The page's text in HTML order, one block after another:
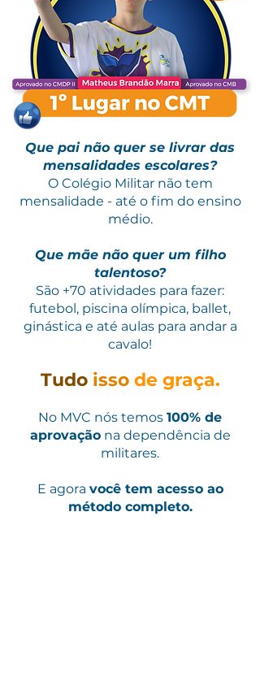
Que pai não quer se livrar das
mensalidades escolares?
O Colégio Militar não tem
mensalidade - até o fim do ensino
médio.
Que mãe não quer um filho
talentoso?
São +70 atividades para fazer:
futebol, piscina olímpica, ballet,
ginástica e até aulas para andar a
cavalo!
Tudo isso de graça.
No MVC nós temos 100% de
aprovaçãona dependência de
militares.
E agora você tem acesso ao
método completo.